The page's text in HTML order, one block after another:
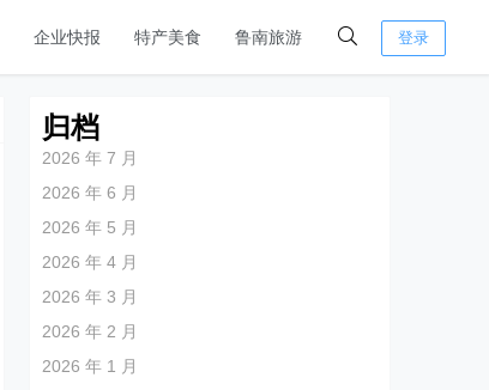
企业快报 特产美食 鲁南旅游 登录
归档
2026 年 7 月
2026 年 6 月
2026 年 5 月
2026 年 4 月
2026 年 3 月
2026 年 2 月
2026 年 1 月